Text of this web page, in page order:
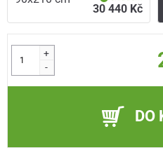
30 440 Kč
+
-
DO